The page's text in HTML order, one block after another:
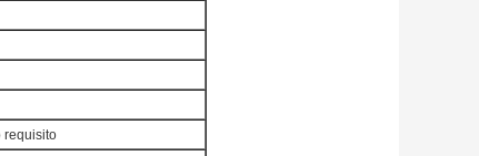
requisito